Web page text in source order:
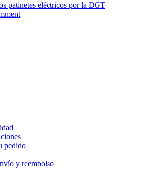
patinetes eléctricos por la DGT
pedido
y reembolso